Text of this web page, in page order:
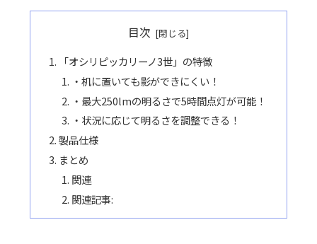
目次
「オシリピッカリーノ3世」の特徴
・机に置いても影ができにくい！
・最大250lmの明るさで5時間点灯が可能！
・状況に応じて明るさを調整できる！
製品仕様
まとめ
関連
関連記事: